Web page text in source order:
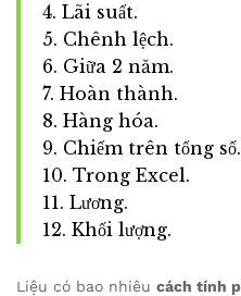
4. Lãi suất.
5. Chênh lệch.
6. Giữa 2 năm.
7. Hoàn thành.
8. Hàng hóa.
9. Chiếm trên tổng số.
10. Trong Excel.
11. Lương.
12. Khối lượng.
Liệu có bao nhiêu cách tính